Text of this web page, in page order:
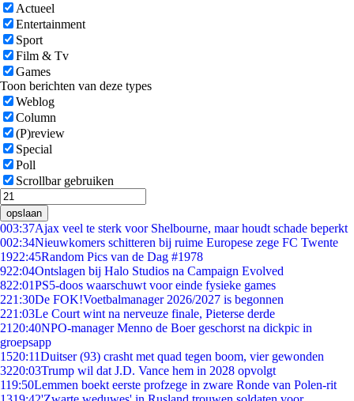
Actueel
Entertainment
Sport
Film & Tv
Games
Toon berichten van deze types
Weblog
Column
(P)review
Special
Poll
Scrollbar gebruiken
opslaan
003:37Ajax veel te sterk voor Shelbourne, maar houdt schade beperkt
002:34Nieuwkomers schitteren bij ruime Europese zege FC Twente
1922:45Random Pics van de Dag #1978
922:04Ontslagen bij Halo Studios na Campaign Evolved
822:01PS5-doos waarschuwt voor einde fysieke games
221:30De FOK!Voetbalmanager 2026/2027 is begonnen
221:03Le Court wint na nerveuze finale, Pieterse derde
21 20:40NPO-manager Menno de Boer geschorst na dickpic in
groepsapp
1520:11Duitser (93) crasht met quad tegen boom, vier gewonden
3220:03Trump wil dat J.D. Vance hem in 2028 opvolgt
119:50Lemmen boekt eerste profzege in zware Ronde van Polen-rit